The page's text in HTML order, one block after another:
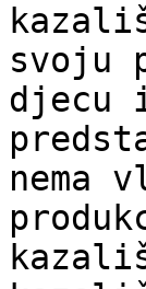
svoju
djecu
nema